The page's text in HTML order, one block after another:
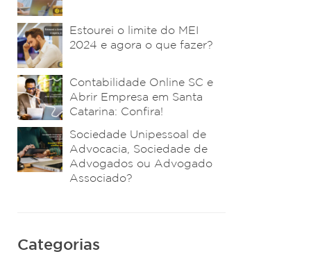
Estourei o limite do MEI
2024 e agora o que fazer?
Contabilidade Online SC e
Abrir Empresa em Santa
Catarina: Confira!
Sociedade Unipessoal de
Advocacia, Sociedade de
Advogados ou Advogado
Associado?
Categorias